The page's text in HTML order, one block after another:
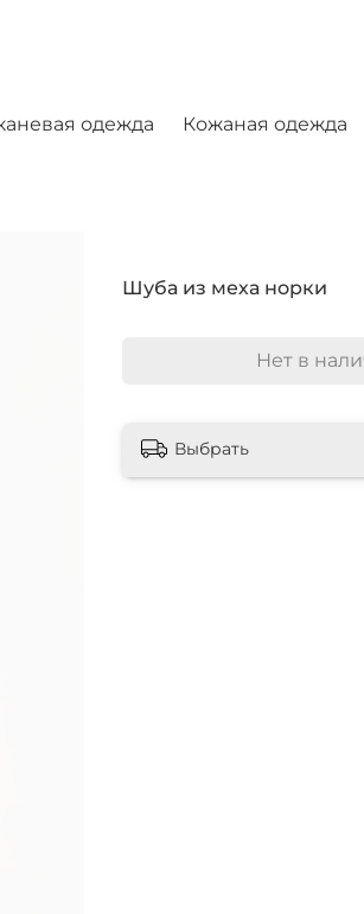
одежда Кожаная одежда
Шуба из меха норки
Нет в
Выбрать